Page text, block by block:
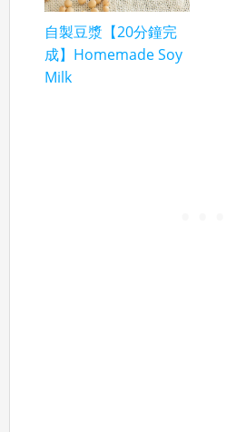
自製豆漿【20分鐘完
成】Homemade Soy
Milk